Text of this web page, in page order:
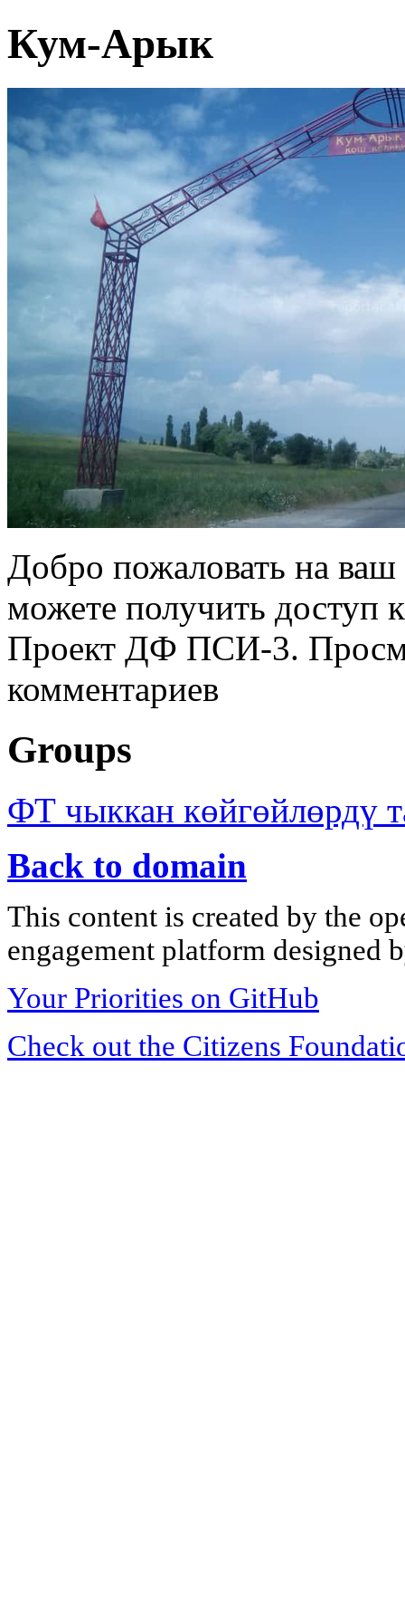
Кум-Арык
Добро пожаловать на
можете получить доступ
Проект ДФ ПСИ-3.
комментариев
Groups
ФТ чыккан көйгөйлөрдү
Back to domain
This content is created by the
engagement platform designed
Your Priorities on GitHub
Check out the Citizens